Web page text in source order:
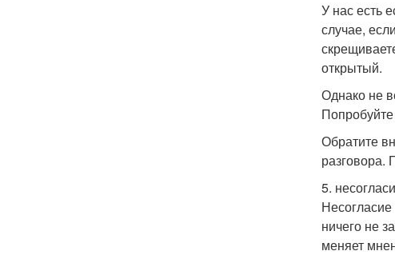
У нас есть
случае,
открытый.
Однако не
Обратите
разговора.
5.
Несогласие
ничего не
меняет